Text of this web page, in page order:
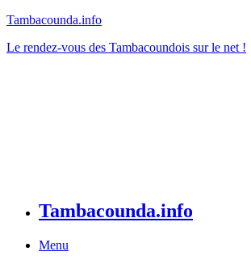
Tambacounda.info
Le rendez-vous des Tambacoundois sur le net !
Tambacounda.info
Menu